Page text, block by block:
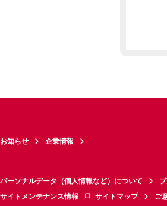
お知らせ 企業情報
パーソナルデータ（個人情報など）について
サイトメンテナンス情報
サイトマップ ご